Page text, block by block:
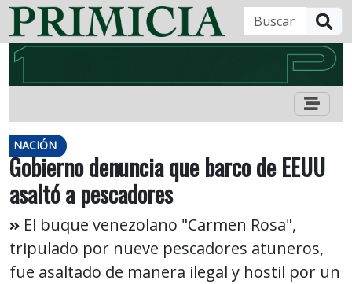
NACIÓN
Gobierno denuncia que barco de EEUU
asaltó a pescadores
El buque venezolano "Carmen Rosa",
tripulado por nueve pescadores atuneros,
fue asaltado de manera ilegal y hostil por un